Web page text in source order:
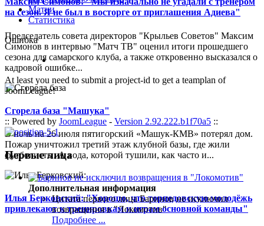
на сезон. Я не был в восторге от приглашения Адиева"
Председатель совета директоров "Крыльев Советов" Максим
Симонов в интервью "Матч ТВ" оценил итоги прошедшего
сезона для самарского клуба, а также откровенно высказался о
кадровой ошибке...
Сгорела база "Машука"
В ночь на 26 июля пятигорский «Машук-КМВ» потерял дом.
Пожар уничтожил третий этаж клубной базы, где жили
футболисты. А вода, которой тушили, как часто и...
Илья Берковский: "Хорошо, что торпедовскую молодёжь
привлекают к тренировкам и играм основной команды"
Матчи
Статистика
Ошибка
At least you need to submit a project-id to get a teamplan of
JoomLeague!
:: Powered by JoomLeague - Version 2.92.222.b1f70a5 ::
Первые лица
Дополнительная информация
Цитата первого лица Баринов не исключил
возвращения в "Локомотив"
Подробнее ...